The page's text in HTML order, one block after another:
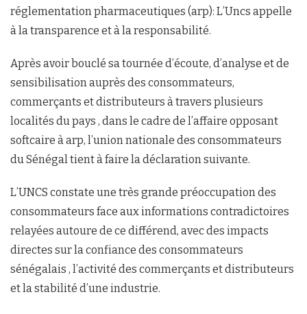
réglementation pharmaceutiques (arp): L’Uncs appelle
à la transparence et à la responsabilité.
Après avoir bouclé sa tournée d’écoute, d’analyse et de
sensibilisation auprès des consommateurs,
commerçants et distributeurs à travers plusieurs
localités du pays , dans le cadre de l’affaire opposant
softcaire à arp, l’union nationale des consommateurs
du Sénégal tient à faire la déclaration suivante.
L’UNCS constate une très grande préoccupation des
consommateurs face aux informations contradictoires
relayées autoure de ce différend, avec des impacts
directes sur la confiance des consommateurs
sénégalais , l’activité des commerçants et distributeurs
et la stabilité d’une industrie.